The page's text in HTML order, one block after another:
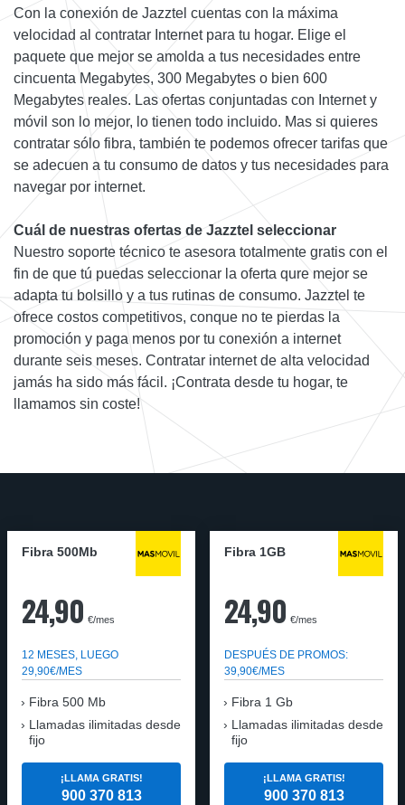
Con la conexión de Jazztel cuentas con la máxima
velocidad al contratar Internet para tu hogar. Elige el
paquete que mejor se amolda a tus necesidades entre
cincuenta Megabytes, 300 Megabytes o bien 600
Megabytes reales. Las ofertas conjuntadas con Internet y
móvil son lo mejor, lo tienen todo incluido. Mas si quieres
contratar sólo fibra, también te podemos ofrecer tarifas que
se adecuen a tu consumo de datos y tus necesidades para
navegar por internet.
Cuál de nuestras ofertas de Jazztel seleccionar
Nuestro soporte técnico te asesora totalmente gratis con el
fin de que tú puedas seleccionar la oferta qure mejor se
adapta tu bolsillo y a tus rutinas de consumo. Jazztel te
ofrece costos competitivos, conque no te pierdas la
promoción y paga menos por tu conexión a internet
durante seis meses. Contratar internet de alta velocidad
jamás ha sido más fácil. ¡Contrata desde tu hogar, te
llamamos sin coste!
Fibra 500Mb
24,90 €/mes
12 MESES, LUEGO
29,90€/MES
Fibra 500 Mb
Llamadas ilimitadas desde
fijo
¡LLAMA GRATIS!
900 370 813
Fibra 1GB
24,90 €/mes
DESPUÉS DE PROMOS:
39,90€/MES
Fibra 1 Gb
Llamadas ilimitadas desde
fijo
¡LLAMA GRATIS!
900 370 813